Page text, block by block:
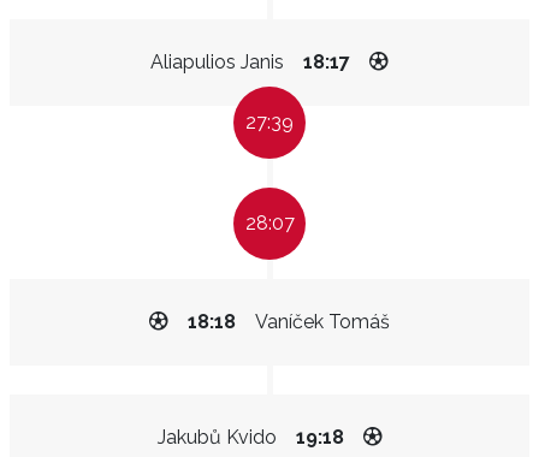
Aliapulios Janis 18:17
27:39
28:07
Vaníček Tomáš
18:18
Jakubů Kvido 19:18